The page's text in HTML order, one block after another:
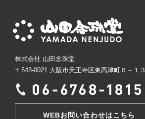
株式会社 山田念珠堂
〒543-0021 大阪市天王寺区東高津町６－１３
WEBお問い合わせはこちら